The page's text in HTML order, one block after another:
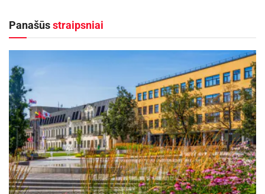
srityse. Susitikimo metu taip pat diskutuota apie naujų
bendradarbiavimo plėtrą.
Kauno rajono turizmo ir verslo informacijos centras bei
„Baťa Canal“ bendradarbiauja nuo 2022 metų, kai buvo
pasirašytas ketinimų protokolas dėl vandens turizmo
plėtros, patirties mainų ir bendrų Europos Sąjungos
projektų įgyvendinimo.
Šis vizitas – pirmasis iš trijų projekto partnerių susitikimų.
Kiti susitikimai vyks Čekijoje ir Lietuvoje, tęsiant patirties
mainus bei vystant naujas turizmo ir edukacines
Panašūsstraipsniai